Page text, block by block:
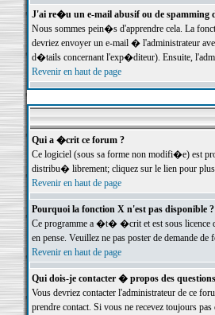
J'ai re�u un e-mail abusif ou de spamming
Nous sommes pein�s d'apprendre cela. La
devriez envoyer un e-mail � l'administrateur
d�tails concernant l'exp�diteur). Ensuite,
Revenir en haut de page
Qui a �crit ce forum ?
Ce logiciel (sous sa forme non modifi�e) est
distribu� librement; cliquez sur le lien pour
Revenir en haut de page
Pourquoi la fonction X n'est pas disponible ?
Ce programme a �t� �crit et est sous licence
en pense. Veuillez ne pas poster de demande
Revenir en haut de page
Qui dois-je contacter � propos des
Vous devriez contacter l'administrateur de ce
prendre contact. Si vous ne recevez toujours